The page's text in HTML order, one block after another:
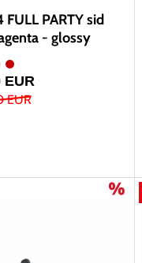
PARTY sid
- glossy
EUR
EUR